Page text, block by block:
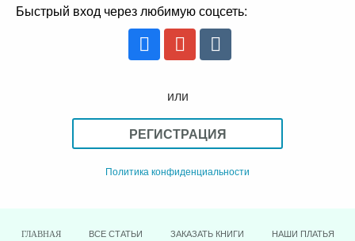
Быстрый вход через любимую соцсеть:
или
РЕГИСТРАЦИЯ
Политика конфиденциальности
ГЛАВНАЯ ВСЕ СТАТЬИ ЗАКАЗАТЬ КНИГИ НАШИ ПЛАТЬЯ